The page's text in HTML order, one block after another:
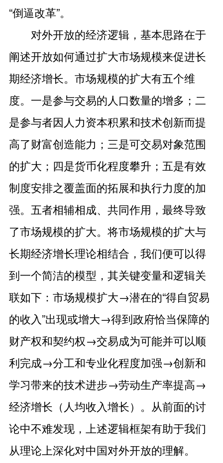
“倒逼改革”。
对外开放的经济逻辑，基本思路在于
阐述开放如何通过扩大市场规模来促进长
期经济增长。市场规模的扩大有五个维
度。一是参与交易的人口数量的增多；二
是参与者因人力资本积累和技术创新而提
高了财富创造能力；三是可交易对象范围
的扩大；四是货币化程度攀升；五是有效
制度安排之覆盖面的拓展和执行力度的加
强。五者相辅相成、共同作用，最终导致
了市场规模的扩大。将市场规模的扩大与
长期经济增长理论相结合，我们便可以得
到一个简洁的模型，其关键变量和逻辑关
联如下：市场规模扩大→潜在的“得自贸易
的收入”出现或增大→得到政府恰当保障的
财产权和契约权→交易成为可能并可以顺
利完成→分工和专业化程度加强→创新和
学习带来的技术进步→劳动生产率提高→
经济增长（人均收入增长）。从前面的讨
论中不难发现，上述逻辑框架有助于我们
从理论上深化对中国对外开放的理解。